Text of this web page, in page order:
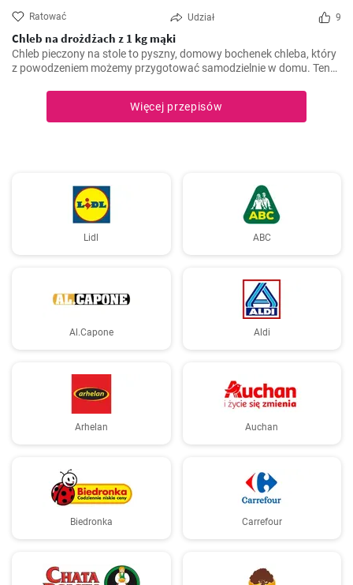
Ratować Udział 9
Chleb na drożdżach z 1 kg mąki
Chleb pieczony na stole to pyszny, domowy bochenek chleba, który
z powodzeniem możemy przygotować samodzielnie w domu. Ten
proces odbywa się na naszym stole. Warto spróbować
samodzielnie upiec chleb - jest świeży, aromatyczny i ma wyjątkowy
Więcej przepisów
Lidl ABC
Al.Capone Aldi
Arhelan Auchan
Biedronka Carrefour